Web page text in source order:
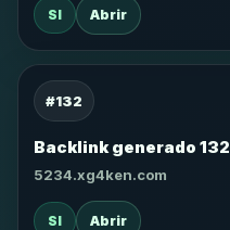
SI Abrir
#132
Backlink generado 132
5234.xg4ken.com
SI Abrir